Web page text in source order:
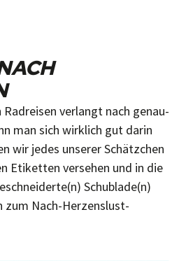
ver­langt nach ge­nau­
man sich wirk­lich gut da­rin
wir je­des un­se­rer Schätz­chen
Eti­ket­ten ver­se­hen und in die
Schub­lade(n)
zum Nach-Herzens­lust-